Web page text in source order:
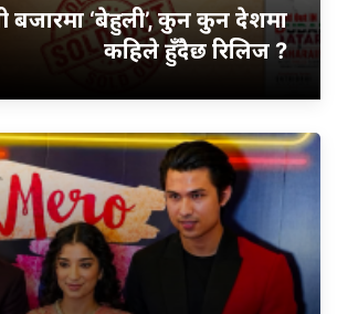
बजारमा ‘बेहुली’, कुन कुन देशमा
कहिले हुँदैछ रिलिज ?